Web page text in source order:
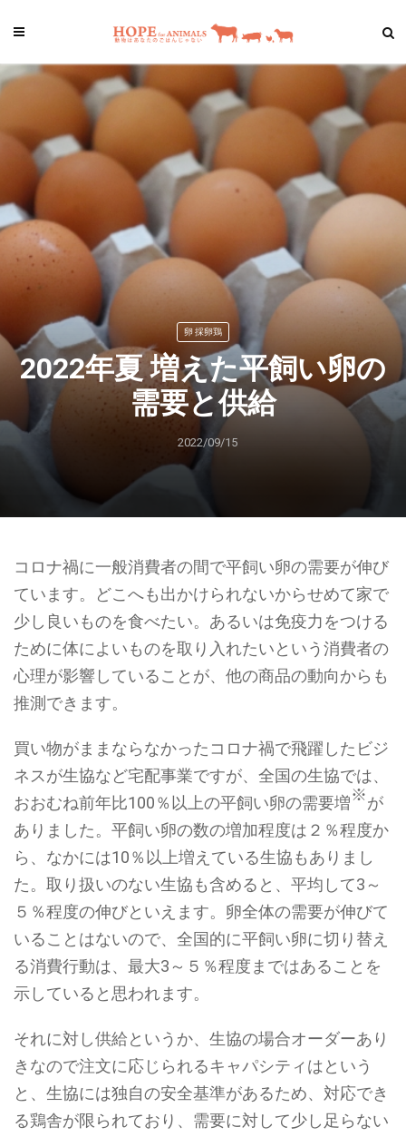
卵 採卵鶏
2022年夏 増えた平飼い卵の
需要と供給
2022/09/15
コロナ禍に一般消費者の間で平飼い卵の需要が伸び
ています。どこへも出かけられないからせめて家で
少し良いものを食べたい。あるいは免疫力をつける
ために体によいものを取り入れたいという消費者の
心理が影響していることが、他の商品の動向からも
推測できます。
買い物がままならなかったコロナ禍で飛躍したビジ
ネスが生協など宅配事業ですが、全国の生協では、
おおむね前年比100％以上の平飼い卵の需要増※が
ありました。平飼い卵の数の増加程度は２％程度か
ら、なかには10％以上増えている生協もありまし
た。取り扱いのない生協も含めると、平均して3～
５％程度の伸びといえます。卵全体の需要が伸びて
いることはないので、全国的に平飼い卵に切り替え
る消費行動は、最大3～５％程度まではあることを
示していると思われます。
それに対し供給というか、生協の場合オーダーあり
きなので注文に応じられるキャパシティはという
と、生協には独自の安全基準があるため、対応でき
る鶏舎が限られており、需要に対して少し足らない